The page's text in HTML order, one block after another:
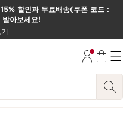
할인과 무료배송(쿠폰 코드 :
아보세요!